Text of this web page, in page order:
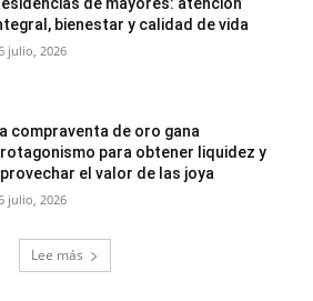
bienestar y calidad de vida
julio, 2026
compraventa de oro gana
para obtener liquidez y
el valor de las joya
julio, 2026
Lee más